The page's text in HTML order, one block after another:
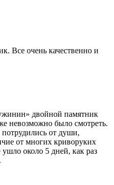
Все очень качественно и
двойной памятник
невозможно было смотреть.
от души,
от многих криворуких
около 5 дней, как раз